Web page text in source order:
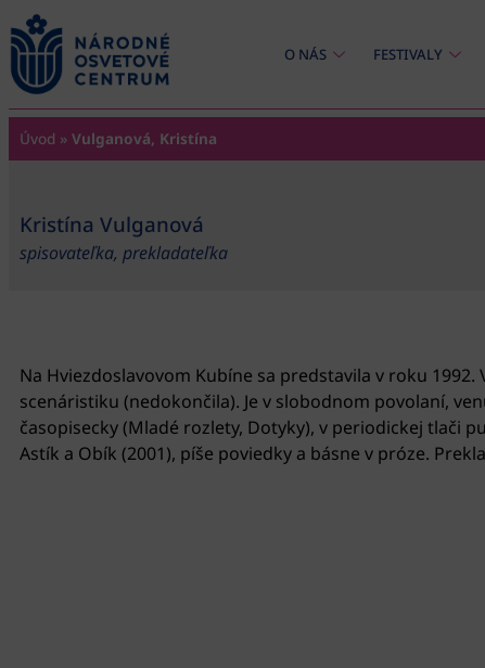
content
O NÁS FESTIVALY
Úvod » Vulganová, Kristína
Kristína Vulganová
spisovateľka, prekladateľka
Na Hviezdoslavovom Kubíne sa predstavila v roku
scenáristiku (nedokončila). Je v slobodnom povolaní,
časopisecky (Mladé rozlety, Dotyky), v periodickej tlači
Astík a Obík (2001), píše poviedky a básne v próze.